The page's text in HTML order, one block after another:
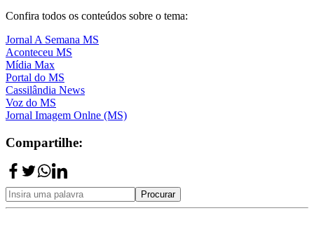
Confira todos os conteúdos sobre o tema:
Jornal A Semana MS
Aconteceu MS
Mídia Max
Portal do MS
Cassilândia News
Voz do MS
Jornal Imagem Onlne (MS)
Compartilhe:
Procurar